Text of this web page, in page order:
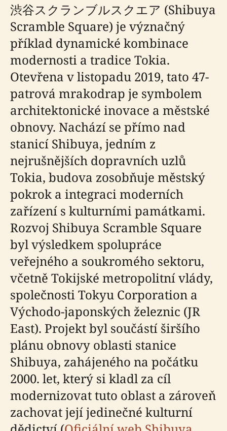
渋谷スクランブルスクエア (Shibuya
Scramble Square) je význačný
příklad dynamické kombinace
modernosti a tradice Tokia.
Otevřena v listopadu 2019, tato 47-
patrová mrakodrap je symbolem
architektonické inovace a městské
obnovy. Nachází se přímo nad
stanicí Shibuya, jedním z
nejrušnějších dopravních uzlů
Tokia, budova zosobňuje městský
pokrok a integraci moderních
zařízení s kulturními památkami.
Rozvoj Shibuya Scramble Square
byl výsledkem spolupráce
veřejného a soukromého sektoru,
včetně Tokijské metropolitní vlády,
společnosti Tokyu Corporation a
Východo-japonských železnic (JR
East). Projekt byl součástí širšího
plánu obnovy oblasti stanice
Shibuya, zahájeného na počátku
2000. let, který si kladl za cíl
modernizovat tuto oblast a zároveň
zachovat její jedinečné kulturní